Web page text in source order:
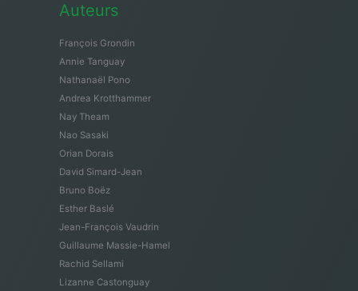
Auteurs
François Grondin
Annie Tanguay
Nathanaël Pono
Andrea Krotthammer
Nay Theam
Nao Sasaki
Orian Dorais
David Simard-Jean
Bruno Boëz
Esther Baslé
Jean-François Vaudrin
Guillaume Massie-Hamel
Rachid Sellami
Lizanne Castonguay